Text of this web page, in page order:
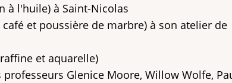
à l'huile) à Saint-Nicolas
café et poussière de marbre) à son atelier de
et aquarelle)
Glenice Moore, Willow Wolfe,